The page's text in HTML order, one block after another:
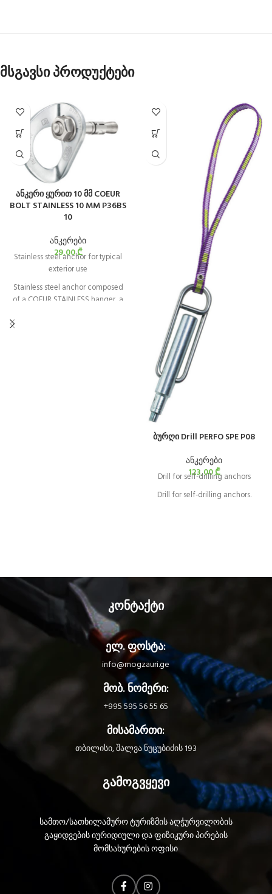
მსგავსი პროდუქტები
ანკერი ყურით 10 მმ COEUR
BOLT STAINLESS 10 MM P36BS
10
ანკერები
29,00₾
Stainless steel anchor for typical
exterior use
Stainless steel anchor composed
of a COEUR STAINLESS hanger, a
typical exterior use. It is available in
ბურღი Drill PERFO SPE P08
ანკერები
123,00₾
Drill for self-drilling anchors
Drill for self-drilling anchors.
კონტაქტი
ელ. ფოსტა:
info@mogzauri.ge
მობ. ნომერი:
+995 595 56 55 65
მისამართი:
თბილისი, შალვა ნუცუბიძის 193
გამოგვყევი
სამთო/სათხილამურო ტურიზმის აღჭურვილობის
გაყიდვების იურიდიული და ფიზიკური პირების
მომსახურების ოფისი